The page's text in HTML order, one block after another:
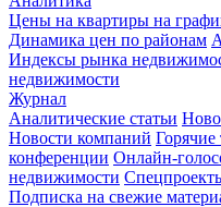
Цены на квартиры на
Динамика цен по районам
Индексы рынка
недвижимости
Журнал
Аналитические статьи
Новости компаний
конференции Онлайн-
недвижимости
Подписка на свежие